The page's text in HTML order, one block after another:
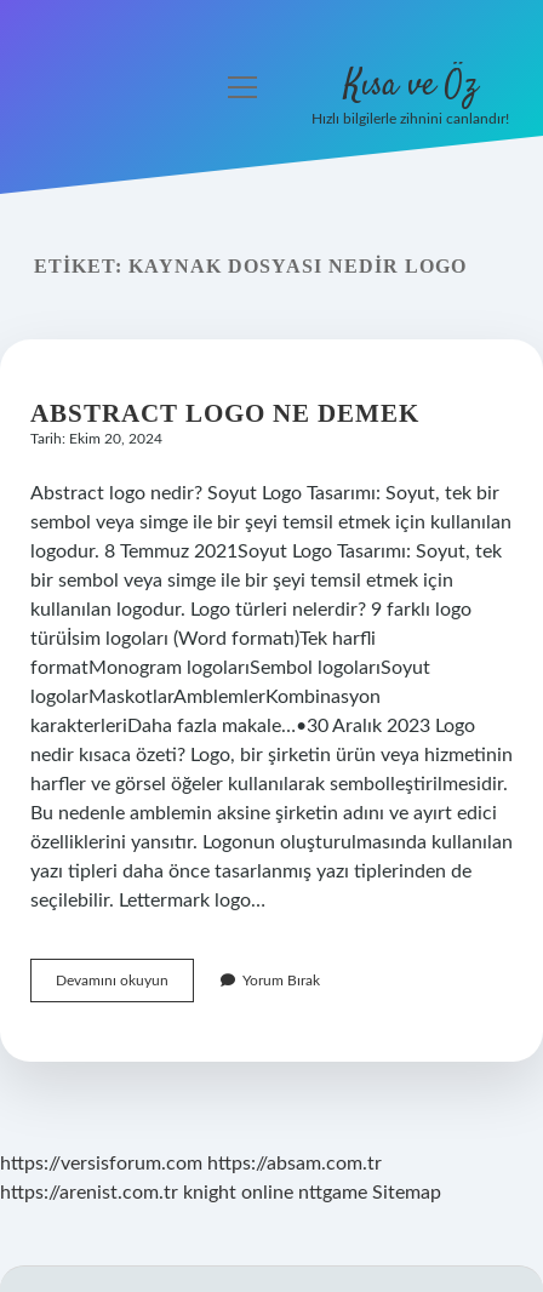
Yasal Uyarı
menüyü
Kısa ve Öz
Hızlı bilgilerle zihnini canlandır!
ETIKET: KAYNAK DOSYASI NEDIR LOGO
ABSTRACT LOGO NE DEMEK
Tarih: Ekim 20, 2024
Abstract logo nedir? Soyut Logo Tasarımı: Soyut, tek bir
sembol veya simge ile bir şeyi temsil etmek için kullanılan
logodur. 8 Temmuz 2021Soyut Logo Tasarımı: Soyut, tek
bir sembol veya simge ile bir şeyi temsil etmek için
kullanılan logodur. Logo türleri nelerdir? 9 farklı logo
türüİsim logoları (Word formatı)Tek harfli
formatMonogram logolarıSembol logolarıSoyut
logolarMaskotlarAmblemlerKombinasyon
karakterleriDaha fazla makale…•30 Aralık 2023 Logo
nedir kısaca özeti? Logo, bir şirketin ürün veya hizmetinin
harfler ve görsel öğeler kullanılarak sembolleştirilmesidir.
Bu nedenle amblemin aksine şirketin adını ve ayırt edici
özelliklerini yansıtır. Logonun oluşturulmasında kullanılan
yazı tipleri daha önce tasarlanmış yazı tiplerinden de
seçilebilir. Lettermark logo…
Devamını okuyun
Logo
Yorum Bırak
https://versisforum.com https://absam.com.tr
https://arenist.com.tr knight online nttgame Sitemap